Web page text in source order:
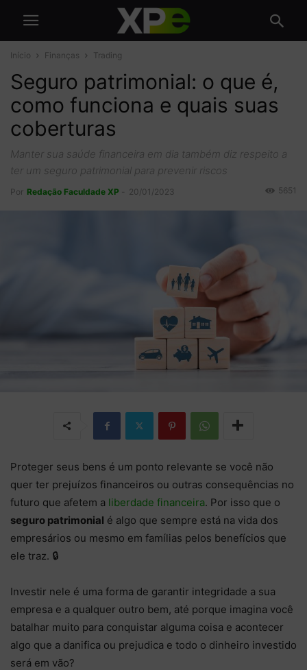
Início Finanças Trading
Seguro patrimonial: o que é,
como funciona e quais suas
coberturas
Manter sua saúde financeira em dia também diz respeito a
ter um seguro patrimonial para prevenir riscos
Por Redação Faculdade XP 20/01/2023 5651
Proteger seus bens é um ponto relevante se você não
quer ter prejuízos financeiros ou outras consequências no
futuro que afetem a liberdade financeira. Por isso que o
seguro patrimonial é algo que sempre está na vida dos
empresários ou mesmo em famílias pelos benefícios que
ele traz. 🔒
Investir nele é uma forma de garantir integridade a sua
empresa e a qualquer outro bem, até porque imagina você
batalhar muito para conquistar alguma coisa e acontecer
algo que a danifica ou prejudica e todo o dinheiro investido
será em vão?